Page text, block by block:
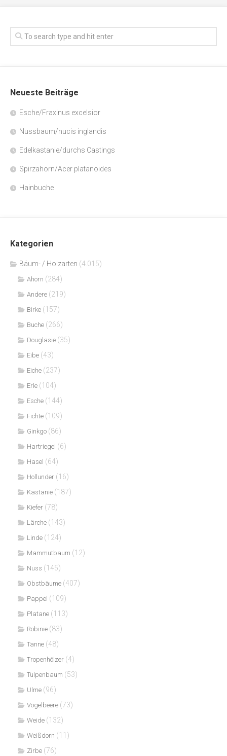
Neueste Beiträge
Esche/Fraxinus excelsior
Nussbaum/nucis inglandis
Edelkastanie/durchs Castings
Spirzahorn/Acer platanoides
Hainbuche
Kategorien
Bäum- / Holzarten (4.015)
Ahorn (284)
Andere (219)
Birke (157)
Buche (266)
Douglasie (35)
Eibe (43)
Eiche (237)
Erle (104)
Esche (144)
Fichte (109)
Ginkgo (86)
Hartriegel (6)
Hasel (64)
Hollunder (16)
Kastanie (187)
Kiefer (78)
Lärche (143)
Linde (124)
Mammutbaum (12)
Nuss (145)
Obstbäume (407)
Pappel (109)
Platane (113)
Robinie (83)
Tanne (48)
Tropenhölzer (4)
Tulpenbaum (53)
Ulme (96)
Vogelbeere (73)
Weide (132)
Weißdorn (11)
Zirbe (76)